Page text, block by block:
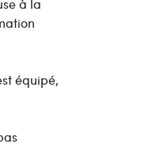
à la
équipé,